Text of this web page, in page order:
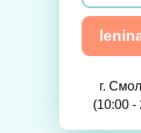
г.
(10:00 -